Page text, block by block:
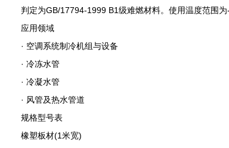
判定为GB/17794-1999 B1级难燃材料。使用温度范围
应用领域
· 空调系统制冷机组与设备
· 冷冻水管
· 冷凝水管
· 风管及热水管道
规格型号表
橡塑板材(1米宽)